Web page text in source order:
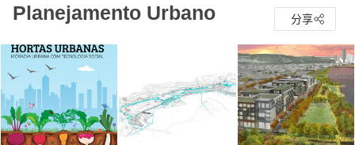
Planejamento Urbano 分享